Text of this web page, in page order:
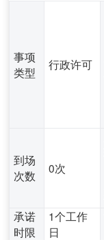
事项
类型
行政许可
到场
次数
0次
承诺
时限
1个工作
日